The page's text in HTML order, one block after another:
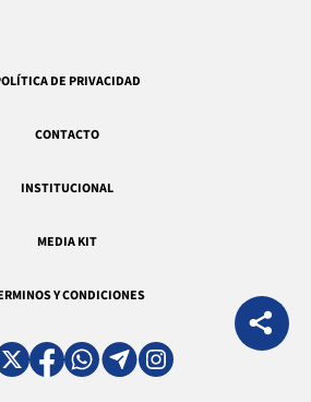
DE PRIVACIDAD
CONTACTO
INSTITUCIONAL
MEDIA KIT
Y CONDICIONES